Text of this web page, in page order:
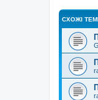
я
СХОЖІ